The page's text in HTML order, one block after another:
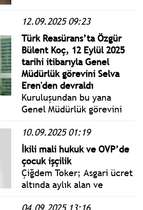
antlaşmasının mimarı Cihat
Yaycı, 2020 Mayıs ayında
Genelkurmay Başkanlığı
emrinde görevlendirilince
Deniz Kuvvetleri
Komutanlığı’ndaki
görevinden istifa etmişti.
12.09.2025 09:23
Türk Reasürans’ta Özgür
Bülent Koç, 12 Eylül 2025
tarihi itibarıyla Genel
Müdürlük görevini Selva
Eren'den devraldı
Kuruluşundan bu yana
Genel Müdürlük görevini
Eylül Perşembe günü
itibarıyla görevini Özgür
Bülent Koç'a devretti.
10.09.2025 01:19
İkili mali hukuk ve OVP’de
çocuk işçilik
Çiğdem Toker; Asgari ücret
altında aylık alan ve
04.09.2025 13:16